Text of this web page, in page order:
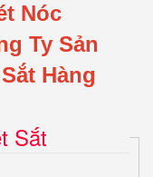
Nóc
Ty Sản
Hàng
Sắt